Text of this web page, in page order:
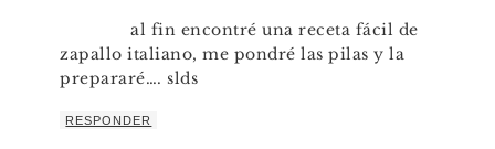
al fin encontré una receta fácil de
zapallo italiano, me pondré las pilas y la
prepararé…. slds
RESPONDER